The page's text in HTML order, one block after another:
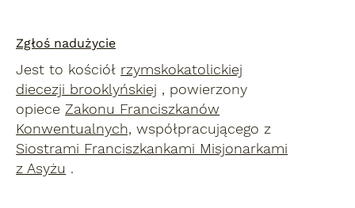
Jest to kościół rzymskokatolickiej
diecezji brooklyńskiej , powierzony
opiece Zakonu Franciszkanów
Konwentualnych, współpracującego z
Siostrami Franciszkankami Misjonarkami
z Asyżu .
Zgłoś nadużycie